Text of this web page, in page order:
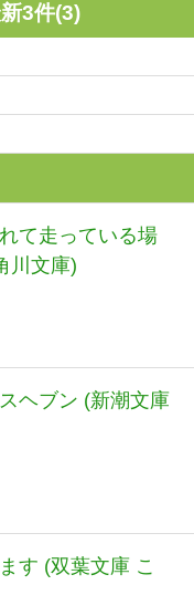
3件(3)
て走っている場
川文庫)
ヘブン (新潮文庫
す (双葉文庫 こ